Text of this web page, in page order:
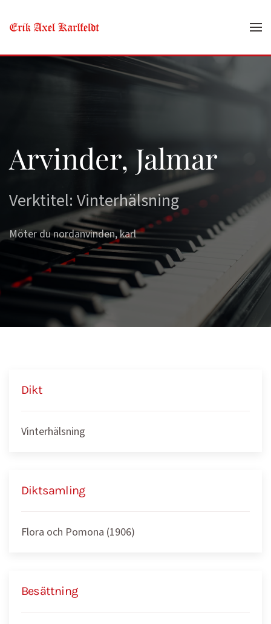
Skip to main content
Arvinder, Jalmar
Verktitel: Vinterhälsning
Möter du nordanvinden, karl
Dikt
Vinterhälsning
Diktsamling
Flora och Pomona (1906)
Besättning